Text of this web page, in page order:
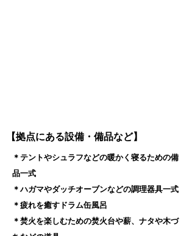
【拠点にある設備・備品など】
＊テントやシュラフなどの暖かく寝るための備
品一式
＊ハガマやダッチオーブンなどの調理器具一式
＊疲れを癒すドラム缶風呂
＊焚火を楽しむための焚火台や薪、ナタや木づ